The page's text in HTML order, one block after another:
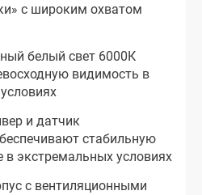
с широким охватом
белый свет 6000К
видимость в
и датчик
стабильную
в экстремальных условиях
с вентиляционными